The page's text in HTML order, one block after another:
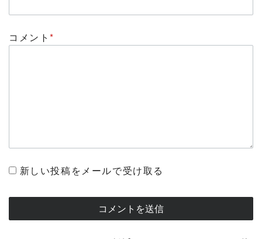
コメント*
新しい投稿をメールで受け取る